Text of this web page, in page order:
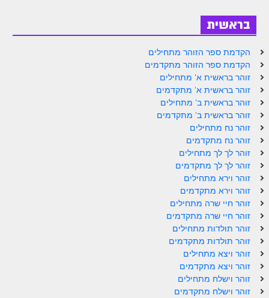
זוהר אחרי מות למתקדמים
הזוהר הקדוש – קדושים למתחילים
הזוהר הקדוש – קדושים למתקדמים
ספר הזוהר אמור השקפה
ספר הזוהר אמור מתקדמים
הזוהר הקדוש פרשת בהר למתחילים
הזוהר הקדוש פרשת בהר – מתקדמים
זוהר בחוקותי למתחילים
זוהר הקדוש בחוקותי למתקדמים
ספר הזוהר – במדבר
זוהר במדבר מתחילים
זוהר במדבר מתקדמים
זוהר נשא למתחילים
בראשית
הקדמת ספר הזוהר מתחילים
הקדמת ספר הזוהר מתקדמים
זוהר בראשית א' מתחילים
זוהר בראשית א' מתקדמים
זוהר בראשית ב' מתחילים
זוהר בראשית ב' מתקדמים
זוהר נח מתחילים
זוהר נח מתקדמים
זוהר לך לך מתחילים
זוהר לך לך מתקדמים
זוהר וירא מתחילים
זוהר וירא מתקדמים
זוהר חיי שרה מתחילים
זוהר חיי שרה מתקדמים
זוהר תולדות מתחילים
זוהר תולדות מתקדמים
זוהר ויצא מתחילים
זוהר ויצא מתקדמים
זוהר וישלח מתחילים
זוהר וישלח מתקדמים